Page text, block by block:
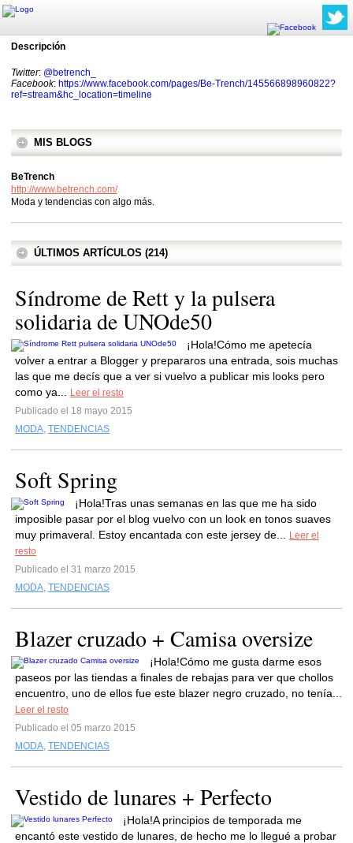
Descripción
Twitter: @betrench_
Facebook: https://www.facebook.com/pages/Be-Trench/145566898960822?
ref=stream&hc_location=timeline
MIS BLOGS
BeTrench
http://www.betrench.com/
Moda y tendencias con algo más.
ÚLTIMOS ARTÍCULOS (214)
Síndrome de Rett y la pulsera
solidaria de UNOde50
¡Hola!Cómo me apetecía
volver a entrar a Blogger y prepararos una entrada, sois muchas
las que me decís que a ver si vuelvo a publicar mis looks pero
como ya...
Leer el resto
Publicado el 18 mayo 2015
MODA, TENDENCIAS
Soft Spring
¡Hola!Tras unas semanas en las que me ha sido
imposible pasar por el blog vuelvo con un look en tonos suaves
muy primaveral. Estoy encantada con este jersey de...
Leer el
resto
Publicado el 31 marzo 2015
MODA, TENDENCIAS
Blazer cruzado + Camisa oversize
¡Hola!Cómo me gusta darme esos
paseos por las tiendas a finales de rebajas para ver que chollos
encuentro, uno de ellos fue este blazer negro cruzado, no tenía...
Leer el resto
Publicado el 05 marzo 2015
MODA, TENDENCIAS
Vestido de lunares + Perfecto
¡Hola!A principios de temporada me
encantó este vestido de lunares, de hecho me lo llegué a probar